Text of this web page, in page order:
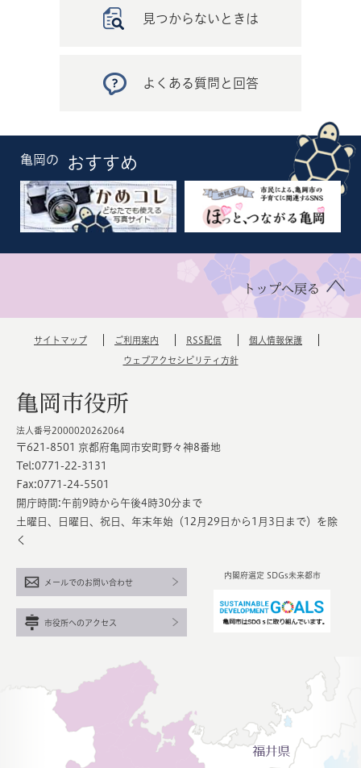
見つからないときは
よくある質問と回答
亀岡の おすすめ
トップへ戻る
サイトマップ ご利用案内 RSS配信 個人情報保護
ウェブアクセシビリティ方針
亀岡市役所
法人番号2000020262064
〒621-8501 京都府亀岡市安町野々神8番地
Tel:0771-22-3131
Fax:0771-24-5501
開庁時間:午前9時から午後4時30分まで
土曜日、日曜日、祝日、年末年始（12月29日から1月3日まで）を除
く
内閣府選定 SDGs未来都市
メールでのお問い合わせ
市役所へのアクセス